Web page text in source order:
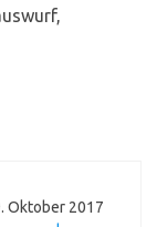
Oktober 2017